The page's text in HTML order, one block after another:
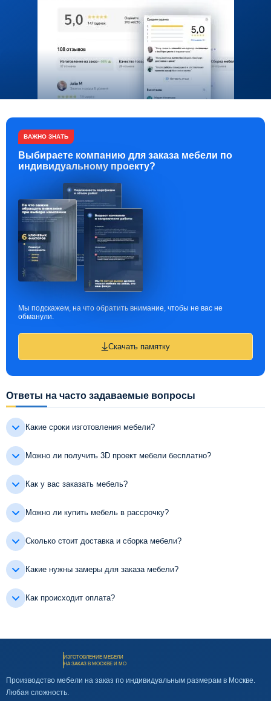
ВАЖНО ЗНАТЬ
Выбираете компанию для заказа мебели по
индивидуальному проекту?
Мы подскажем, на что обратить внимание, чтобы не вас не
обманули.
Скачать памятку
Ответы на часто задаваемые вопросы
Какие сроки изготовления мебели?
Можно ли получить 3D проект мебели бесплатно?
Как у вас заказать мебель?
Можно ли купить мебель в рассрочку?
Сколько стоит доставка и сборка мебели?
Какие нужны замеры для заказа мебели?
Как происходит оплата?
ИЗГОТОВЛЕНИЕ МЕБЕЛИ
НА ЗАКАЗ В МОСКВЕ И МО
Производство мебели на заказ по индивидуальным размерам в Москве.
Любая сложность.